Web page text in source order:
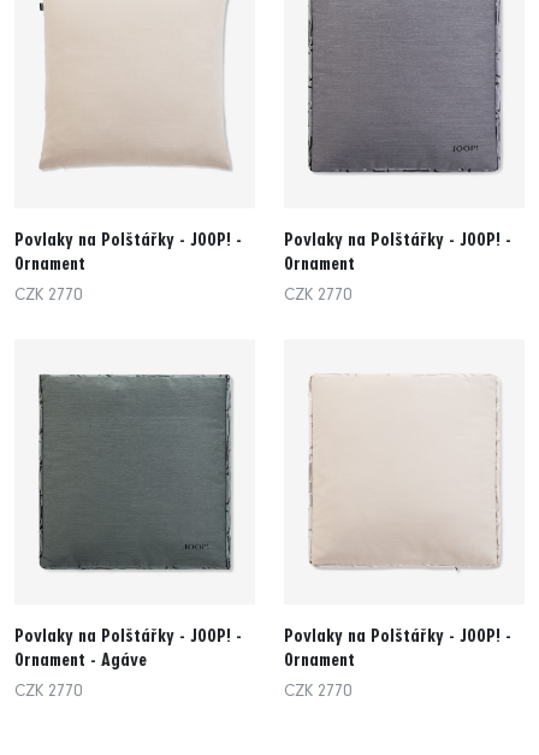
Povlaky na Polštářky - JOOP! -
Ornament
CZK 2770
Povlaky na Polštářky - JOOP! -
Ornament
CZK 2770
Povlaky na Polštářky - JOOP! -
Ornament - Agáve
CZK 2770
Povlaky na Polštářky - JOOP! -
Ornament
CZK 2770